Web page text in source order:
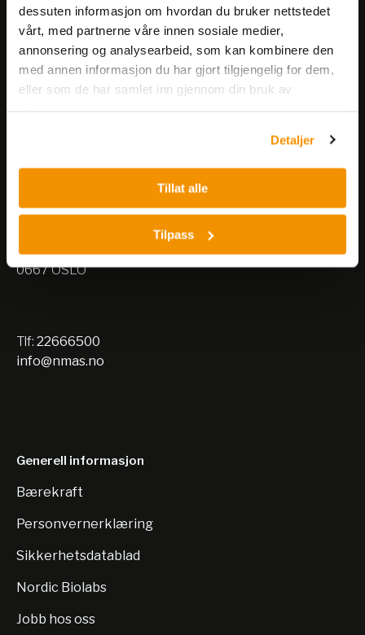
dessuten informasjon om hvordan du bruker nettstedet
vårt, med partnerne våre innen sosiale medier,
annonsering og analysearbeid, som kan kombinere den
med annen informasjon du har gjort tilgjengelig for dem,
eller som de har samlet inn gjennom din bruk av
Detaljer
Tillat alle
Tilpass
Besøksadresse:
0667 OSLO
Nils Hansens vei 10
0667 OSLO
Tlf: 22666500
info@nmas.no
Generell informasjon
Bærekraft
Personvernerklæring
Sikkerhetsdatablad
Nordic Biolabs
Jobb hos oss